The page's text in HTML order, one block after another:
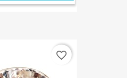
favorite_border